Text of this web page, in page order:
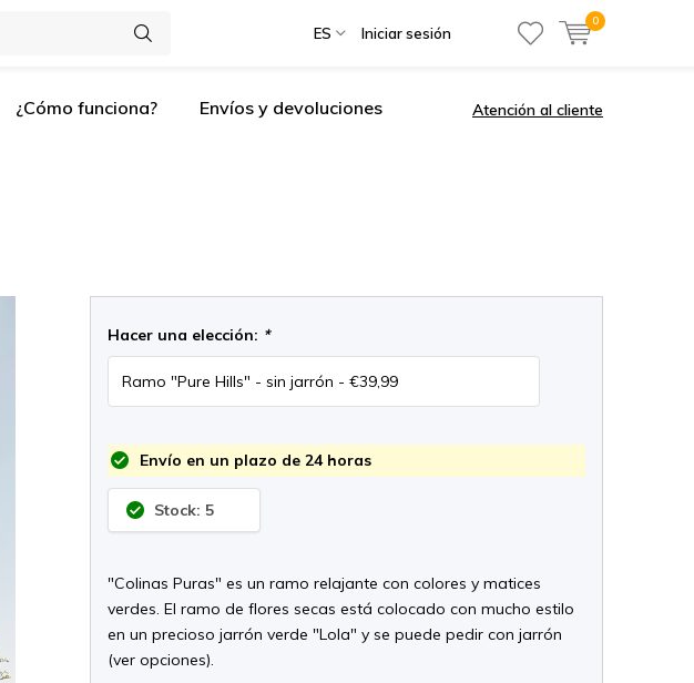
ES Iniciar sesión
0
¿Cómo funciona? Envíos y devoluciones Atención al cliente
Hacer una elección: *
Envío en un plazo de 24 horas
Stock: 5
"Colinas Puras" es un ramo relajante con colores y matices
verdes. El ramo de flores secas está colocado con mucho estilo
en un precioso jarrón verde "Lola" y se puede pedir con jarrón
(ver opciones).